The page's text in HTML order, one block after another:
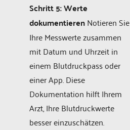
Schritt 5: Werte
dokumentierenNotieren Sie
Ihre Messwerte zusammen
mit Datum und Uhrzeit in
einem Blutdruckpass oder
einer App. Diese
Dokumentation hilft Ihrem
Arzt, Ihre Blutdruckwerte
besser einzuschätzen.